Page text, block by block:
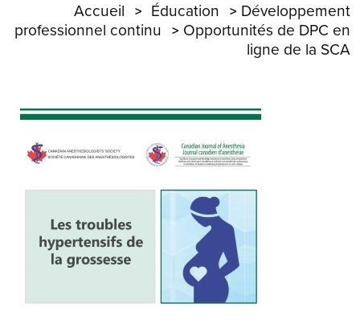
Accueil Éducation
Développement
professionnel continu
Opportunités de DPC en
ligne de la SCA